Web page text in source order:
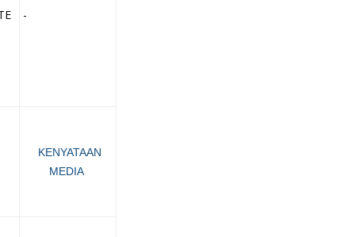
-
KENYATAAN
MEDIA